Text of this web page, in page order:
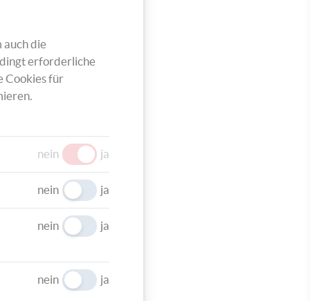
fest
auch die
erforderliche
Cookies für
nein ja
nein ja
nein
ja
nein
ja